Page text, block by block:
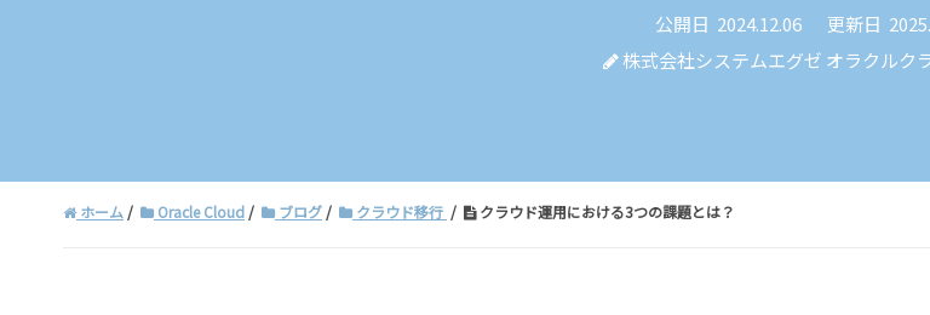
公開日 2024.12.06 更新日
株式会社システムエグゼ オラクルク
ホーム Oracle Cloud ブログ クラウド移行 クラウド運用における3つの課題とは？